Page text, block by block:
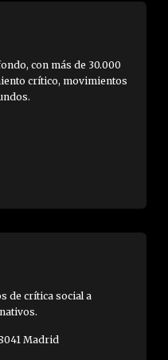
con más de 30.000
crítico, movimientos
de crítica social a
Madrid